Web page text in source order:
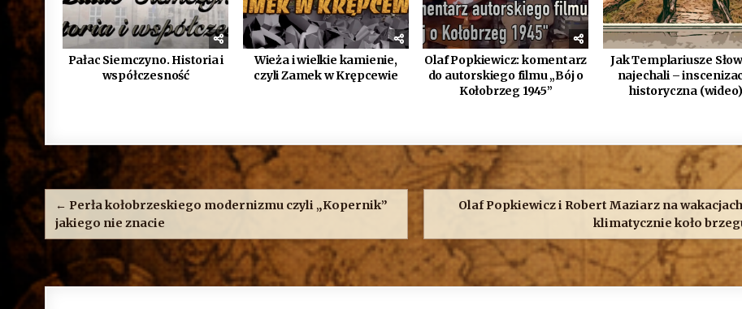
Pałac Siemczyno. Historia i
współczesność
Wieża i wielkie kamienie,
czyli Zamek w Krępcewie
Olaf Popkiewicz: komentarz
do autorskiego filmu „Bój o
Kołobrzeg 1945”
Jak Templariusze
najechali –
historyczna (wideo)
Nawigacja
wpisu
Olaf Popkiewicz i Robert Maziarz na
klimatycznie koło
← Perła kołobrzeskiego modernizmu czyli „Kopernik”
jakiego nie znacie